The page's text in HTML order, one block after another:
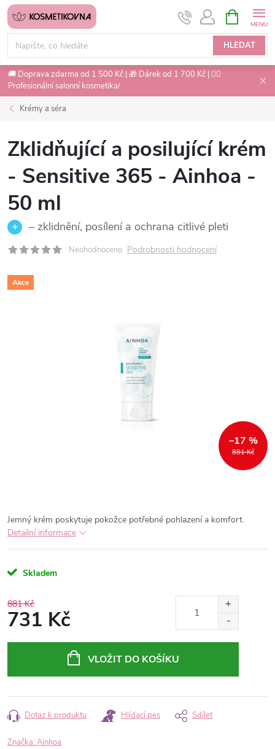
Přejít
obsah
HLEDAT
NÁKUPNÍ
KOŠÍK
🚚 Doprava zdarma od 1 500 Kč | 🎁 Dárek od 1 700 Kč | 💇‍♀️
Profesionální salonní kosmetika/
Krémy a séra
Zklidňující a posilující krém
- Sensitive 365 - Ainhoa -
50 ml
– zklidnění, posílení a ochrana citlivé pleti
Neohodnoceno Podrobnosti hodnocení
Akce
881 Kč
–17 %
Jemný krém poskytuje pokožce potřebné pohlazení a komfort.
Detailní informace
Skladem
881 Kč
731 Kč
VLOŽIT DO KOŠÍKU
Dotaz k produktu Hlídací pes Sdílet
Značka: Ainhoa